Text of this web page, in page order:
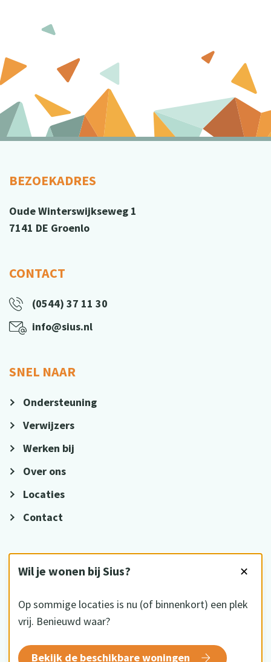
Wil je wonen bij Sius? ✕
Op sommige locaties is nu (of binnenkort) een plek
vrij. Benieuwd waar?
Bekijk de beschikbare woningen
BEZOEKADRES
Oude Winterswijkseweg 1
7141 DE Groenlo
CONTACT
(0544) 37 11 30
info@sius.nl
SNEL NAAR
Ondersteuning
Verwijzers
Werken bij
Over ons
Locaties
Contact
HKZ gecertificeerd